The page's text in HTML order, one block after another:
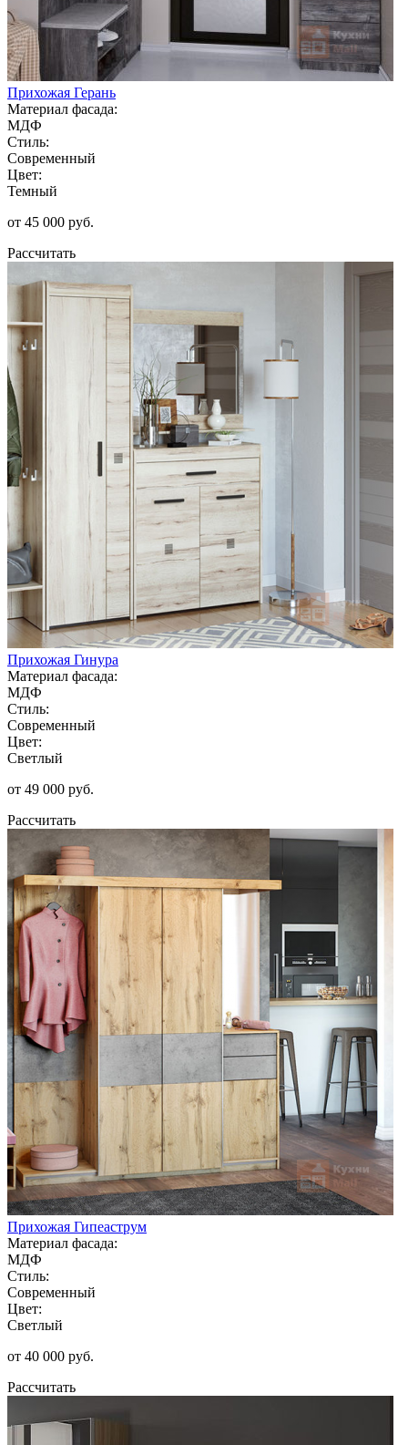
Прихожая Герань
Материал фасада:
МДФ
Стиль:
Современный
Цвет:
Темный
от 45 000 руб.
Рассчитать
Прихожая Гинура
Материал фасада:
МДФ
Стиль:
Современный
Цвет:
Светлый
от 49 000 руб.
Рассчитать
Прихожая Гипеаструм
Материал фасада:
МДФ
Стиль:
Современный
Цвет:
Светлый
от 40 000 руб.
Рассчитать